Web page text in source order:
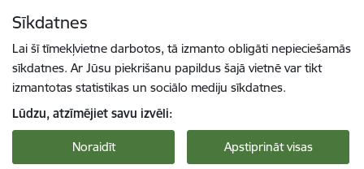
Sīkdatnes
Lai šī tīmekļvietne darbotos, tā izmanto obligāti nepieciešamās
sīkdatnes. Ar Jūsu piekrišanu papildus šajā vietnē var tikt
izmantotas statistikas un sociālo mediju sīkdatnes.
Lūdzu, atzīmējiet savu izvēli:
Noraidīt Apstiprināt visas